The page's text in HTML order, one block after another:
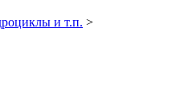
и т.п. >